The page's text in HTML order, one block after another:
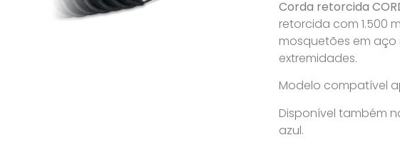
Corda retorcida
retorcida com 1.500
mosquetões em
extremidades.
Modelo compatível
Disponível também
azul.